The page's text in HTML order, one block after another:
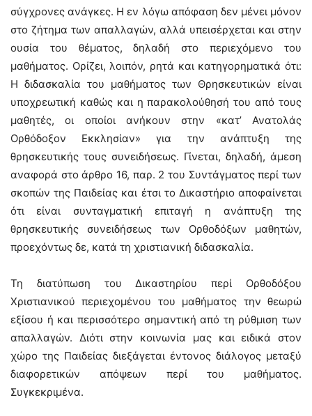
σύγχρονες ανάγκες. Η εν λόγω απόφαση δεν μένει μόνον
στο ζήτημα των απαλλαγών, αλλά υπεισέρχεται και στην
ουσία του θέματος, δηλαδή στο περιεχόμενο του
μαθήματος. Ορίζει, λοιπόν, ρητά και κατηγορηματικά ότι:
Η διδασκαλία του μαθήματος των Θρησκευτικών είναι
υποχρεωτική καθώς και η παρακολούθησή του από τους
μαθητές, οι οποίοι ανήκουν στην «κατ’ Ανατολάς
Ορθόδοξον Εκκλησίαν» για την ανάπτυξη της
θρησκευτικής τους συνειδήσεως. Γίνεται, δηλαδή, άμεση
αναφορά στο άρθρο 16, παρ. 2 του Συντάγματος περί των
σκοπών της Παιδείας και έτσι το Δικαστήριο αποφαίνεται
ότι είναι συνταγματική επιταγή η ανάπτυξη της
θρησκευτικής συνειδήσεως των Ορθοδόξων μαθητών,
προεχόντως δε, κατά τη χριστιανική διδασκαλία.
Τη διατύπωση του Δικαστηρίου περί Ορθοδόξου
Χριστιανικού περιεχομένου του μαθήματος την θεωρώ
εξίσου ή και περισσότερο σημαντική από τη ρύθμιση των
απαλλαγών. Διότι στην κοινωνία μας και ειδικά στον
χώρο της Παιδείας διεξάγεται έντονος διάλογος μεταξύ
διαφορετικών απόψεων περί του μαθήματος.
Συγκεκριμένα.